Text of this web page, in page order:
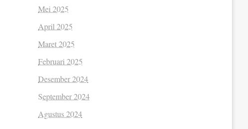
Mei 2025
April 2025
Maret 2025
Februari 2025
Desember 2024
September 2024
Agustus 2024